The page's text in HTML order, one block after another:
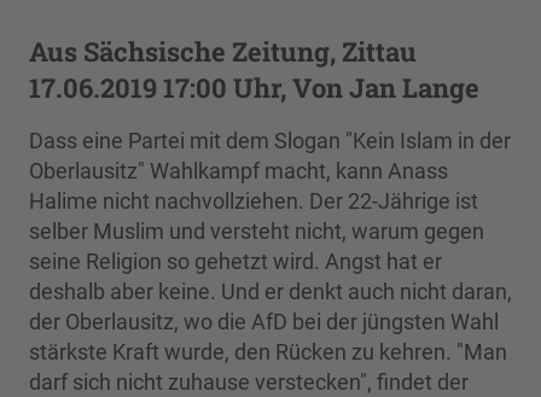
Aus Sächsische Zeitung, Zittau
17.06.2019 17:00 Uhr, Von Jan Lange
Dass eine Partei mit dem Slogan "Kein Islam in der
Oberlausitz" Wahlkampf macht, kann Anass
Halime nicht nachvollziehen. Der 22-Jährige ist
selber Muslim und versteht nicht, warum gegen
seine Religion so gehetzt wird. Angst hat er
deshalb aber keine. Und er denkt auch nicht daran,
der Oberlausitz, wo die AfD bei der jüngsten Wahl
stärkste Kraft wurde, den Rücken zu kehren. "Man
darf sich nicht zuhause verstecken", findet der